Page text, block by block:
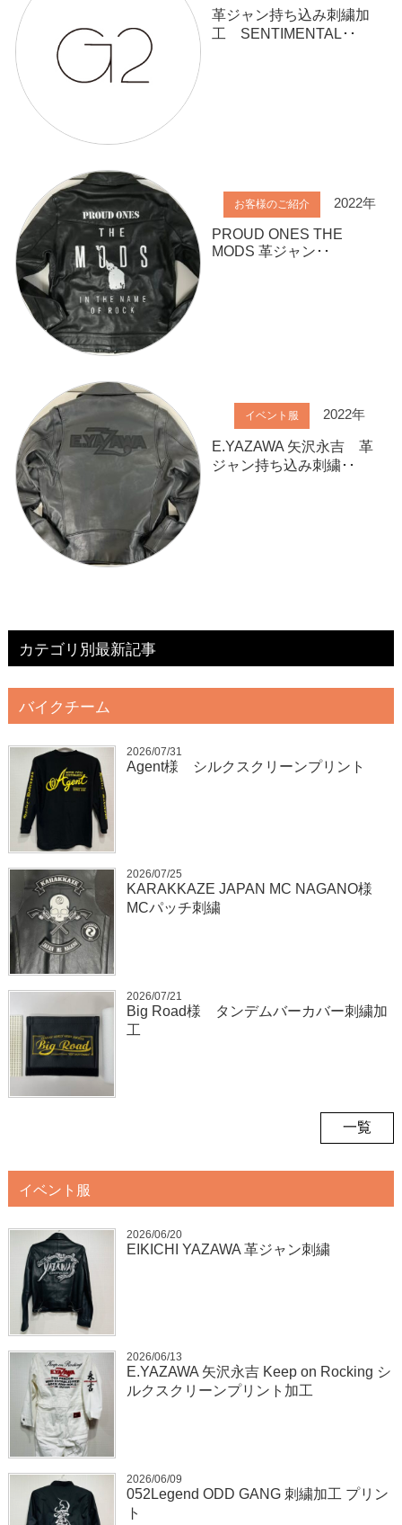
革ジャン持ち込み刺繍加
工 SENTIMENTAL･･
お客様のご紹介 2022年
PROUD ONES THE
MODS 革ジャン･･
イベント服 2022年
E.YAZAWA 矢沢永吉 革
ジャン持ち込み刺繍･･
カテゴリ別最新記事
バイクチーム
2026/07/31
Agent様 シルクスクリーンプリント
2026/07/25
KARAKKAZE JAPAN MC NAGANO様
MCパッチ刺繍
2026/07/21
Big Road様 タンデムバーカバー刺繍加
工
一覧
イベント服
2026/06/20
EIKICHI YAZAWA 革ジャン刺繍
2026/06/13
E.YAZAWA 矢沢永吉 Keep on Rocking シ
ルクスクリーンプリント加工
2026/06/09
052Legend ODD GANG 刺繍加工 プリン
ト